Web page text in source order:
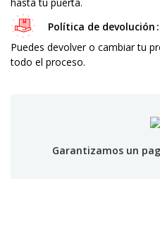
Política de devolución
Puedes devolver o cambiar tu
todo el proceso.
Garantizamos un